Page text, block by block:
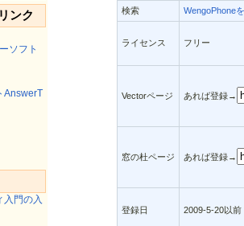
ンク
ソフト
AnswerT
入門の入
検索 WengoPhone
ライセンス フリー
Vectorページ あれば登録→
窓の杜ページ あれば登録→
登録日 2009-5-20以前